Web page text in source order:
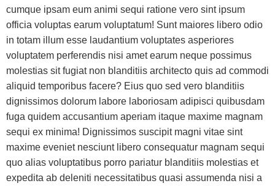
cumque ipsam eum animi sequi ratione vero sint ipsum
officia voluptas earum voluptatum! Sunt maiores libero odio
in totam illum esse laudantium voluptates asperiores
voluptatem perferendis nisi amet earum neque possimus
molestias sit fugiat non blanditiis architecto quis ad commodi
aliquid temporibus facere? Eius quo sed vero blanditiis
dignissimos dolorum labore laboriosam adipisci quibusdam
fuga quidem accusantium aperiam itaque maxime magnam
sequi ex minima! Dignissimos suscipit magni vitae sint
maxime eveniet nesciunt libero consequatur magnam sequi
quo alias voluptatibus porro pariatur blanditiis molestias et
expedita ab deleniti necessitatibus quasi assumenda nisi a